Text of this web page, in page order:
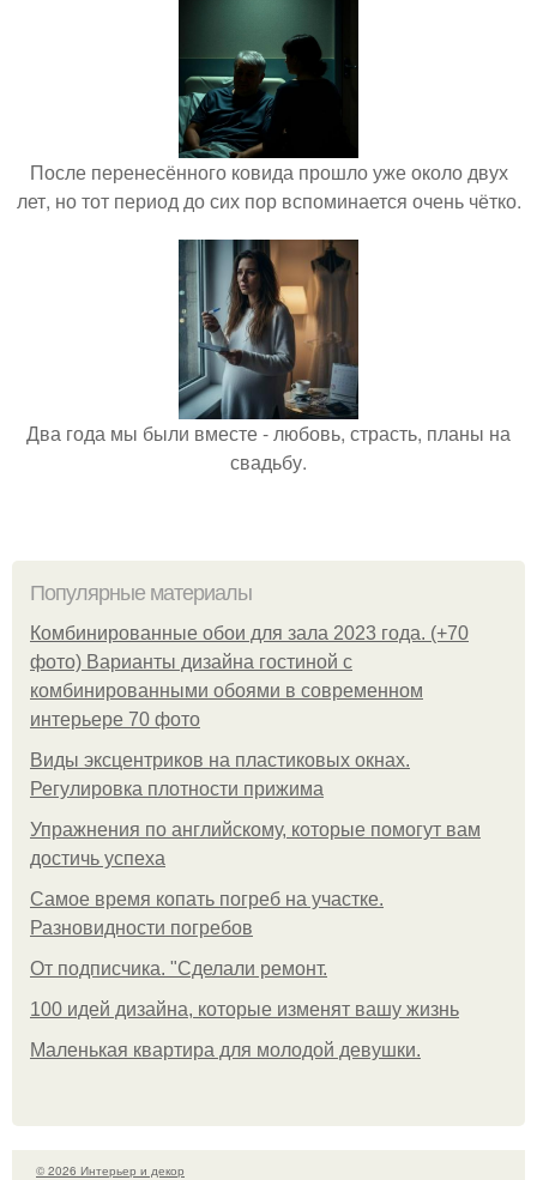
После перенесённого ковида прошло уже около двух
лет, но тот период до сих пор вспоминается очень чётко.
Два года мы были вместе - любовь, страсть, планы на
свадьбу.
Популярные материалы
Комбинированные обои для зала 2023 года. (+70
фото) Варианты дизайна гостиной с
комбинированными обоями в современном
интерьере 70 фото
Виды эксцентриков на пластиковых окнах.
Регулировка плотности прижима
Упражнения по английскому, которые помогут вам
достичь успеха
Самое время копать погреб на участке.
Разновидности погребов
От подписчика. "Сделали ремонт.
100 идей дизайна, которые изменят вашу жизнь
Маленькая квартира для молодой девушки.
© 2026 Интерьер и декор